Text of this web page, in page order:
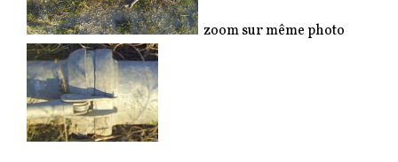
zoom sur même photo